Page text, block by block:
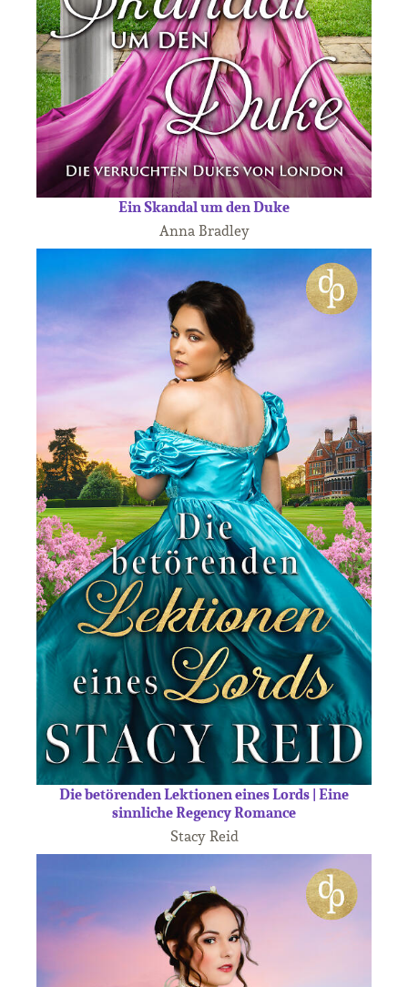
Ein Skandal um den Duke
Anna Bradley
Die betörenden Lektionen eines Lords | Eine
sinnliche Regency Romance
Stacy Reid